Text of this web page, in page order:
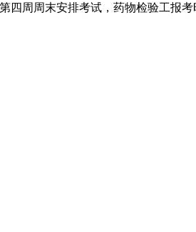
周周末安排考试，药物检验工报